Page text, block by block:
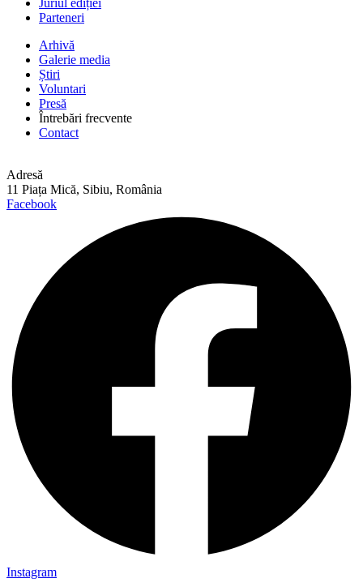
Juriul ediției
Parteneri
Arhivă
Galerie media
Știri
Voluntari
Presă
Întrebări frecvente
Contact
Adresă
11 Piața Mică, Sibiu, România
Facebook
Instagram